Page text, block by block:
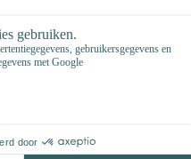
geschikt voor
van paracord. Paracord wordt
ook vanwege de degelijke
bekend fenomeen dat
met paracord.